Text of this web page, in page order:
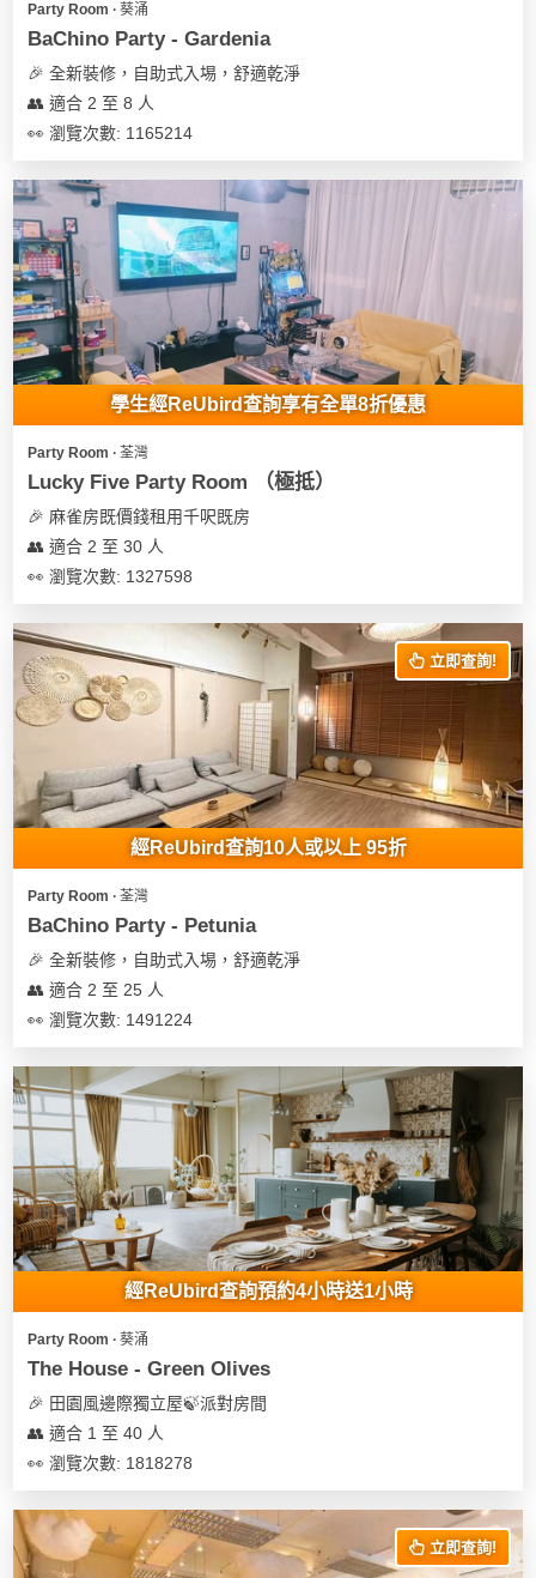
Party Room ∙ 葵涌
BaChino Party - Gardenia
🎉 全新裝修，自助式入埸，舒適乾淨
👥 適合 2 至 8 人
👀 瀏覽次數: 1165214
學生經ReUbird查詢享有全單8折優惠
Party Room ∙ 荃灣
Lucky Five Party Room （極抵）
🎉 麻雀房既價錢租用千呎既房
👥 適合 2 至 30 人
👀 瀏覽次數: 1327598
立即查詢!
經ReUbird查詢10人或以上 95折
Party Room ∙ 荃灣
BaChino Party - Petunia
🎉 全新裝修，自助式入埸，舒適乾淨
👥 適合 2 至 25 人
👀 瀏覽次數: 1491224
經ReUbird查詢預約4小時送1小時
Party Room ∙ 葵涌
The House - Green Olives
🎉 田園風邊際獨立屋🍃派對房間
👥 適合 1 至 40 人
👀 瀏覽次數: 1818278
立即查詢!